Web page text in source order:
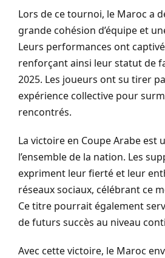
Lors de ce tournoi, le Maroc a
grande cohésion d’équipe et
Leurs performances ont
renforçant ainsi leur statut de
2025. Les joueurs ont su tirer
expérience collective pour
rencontrés.
La victoire en Coupe Arabe est
l’ensemble de la nation. Les
expriment leur fierté et leur
réseaux sociaux, célébrant ce
Ce titre pourrait également
de futurs succès au niveau
Avec cette victoire, le Maroc